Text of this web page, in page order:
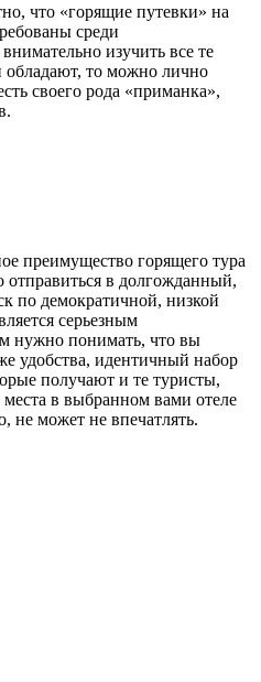
что «горящие путевки» на
среди
изучить все те
то можно лично
своего рода «приманка»,
преимущество горящего тура
отправиться в долгожданный,
по демократичной, низкой
серьезным
нужно понимать, что вы
удобства, идентичный набор
получают и те туристы,
в выбранном вами отеле
не может не впечатлять.